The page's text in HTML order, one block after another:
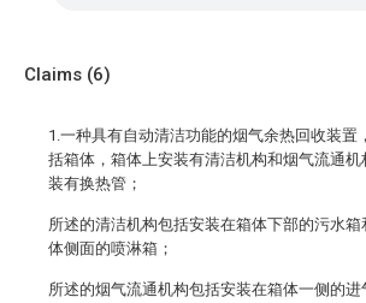
Claims (6)
1.一种具有自动清洁功能的烟气余热回收装置
括箱体，箱体上安装有清洁机构和烟气流通
装有换热管；
所述的清洁机构包括安装在箱体下部的污水
体侧面的喷淋箱；
所述的烟气流通机构包括安装在箱体一侧的进